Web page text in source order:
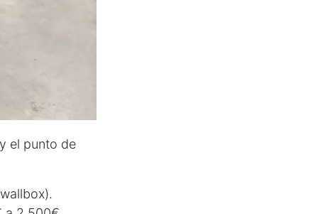
el punto de